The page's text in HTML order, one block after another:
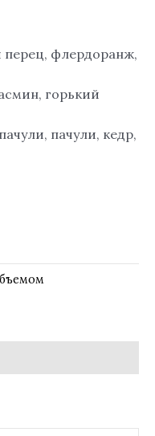
перец, флердоранж,
горький
пачули, кедр,